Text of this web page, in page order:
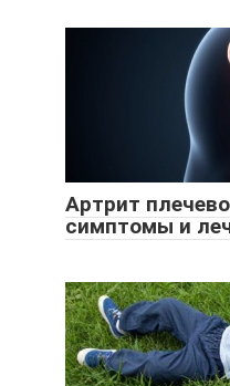
Артрит
симптомы и